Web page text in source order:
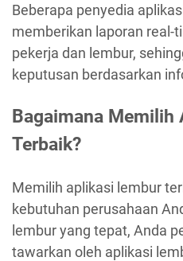
Beberapa penyedia
memberikan laporan
pekerja dan lembur,
keputusan berdasarkan
Bagaimana Memilih
Terbaik?
Memilih aplikasi lembur
kebutuhan perusahaan
lembur yang tepat, Anda
tawarkan oleh aplikasi